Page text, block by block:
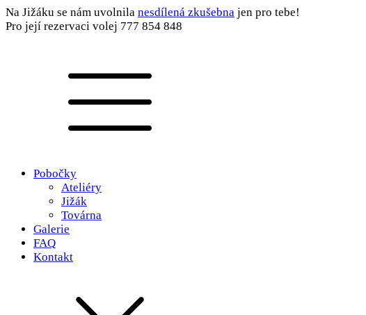
Na Jižáku se nám uvolnila nesdílená zkušebna jen pro tebe!
Pro její rezervaci volej 777 854 848
Pobočky
Ateliéry
Jižák
Továrna
Galerie
FAQ
Kontakt